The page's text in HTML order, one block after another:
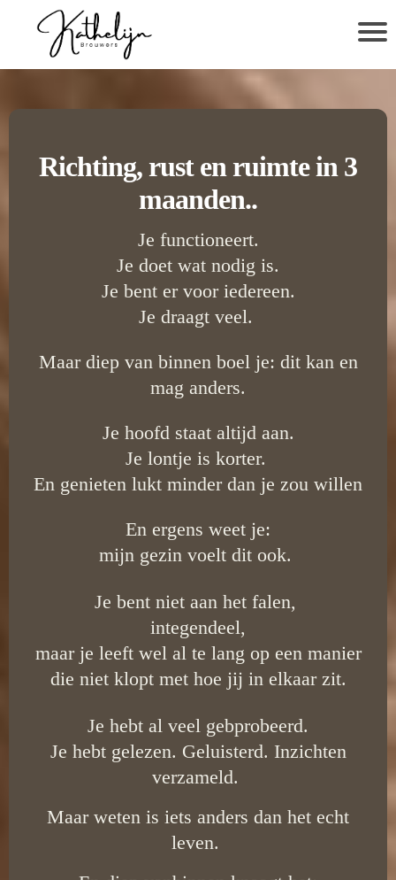
Richting, rust en ruimte in 3
maanden..
Je functioneert.
Je doet wat nodig is.
Je bent er voor iedereen.
Je draagt veel.
Maar diep van binnen boel je: dit kan en
mag anders.
Je hoofd staat altijd aan.
Je lontje is korter.
En genieten lukt minder dan je zou willen
En ergens weet je:
mijn gezin voelt dit ook.
Je bent niet aan het falen,
integendeel,
maar je leeft wel al te lang op een manier
die niet klopt met hoe jij in elkaar zit.
Je hebt al veel gebprobeerd.
Je hebt gelezen. Geluisterd. Inzichten
verzameld.
Maar weten is iets anders dan het echt
leven.